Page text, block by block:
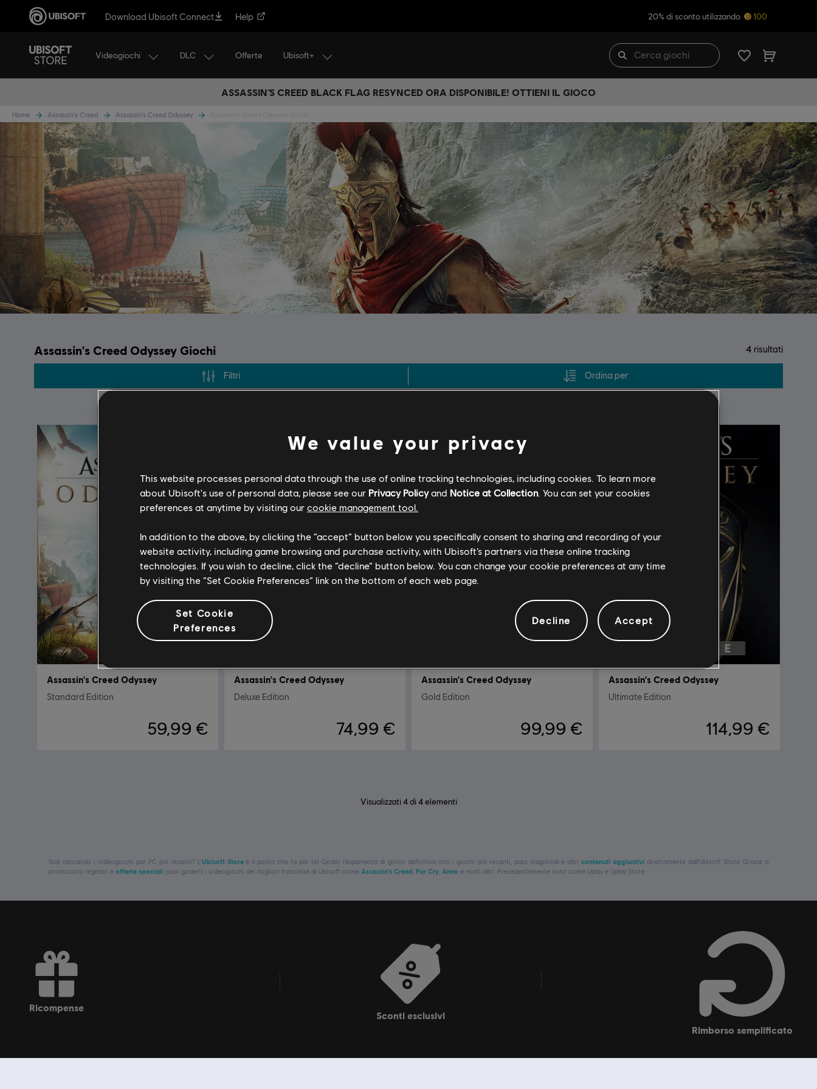
Download Ubisoft Connect Help 20% di sconto utilizzando 100
Videogiochi DLC Offerte Ubisoft+
ASSASSIN’S CREED BLACK FLAG RESYNCED ORA DISPONIBILE! OTTIENI IL GIOCO
Home Assassin's Creed Assassin's Creed Odyssey
Assassin's Creed Odyssey Giochi 4 risultati
Filtri Ordina per
Assassin's Creed Odyssey
Standard Edition
59,99 €
Assassin's Creed Odyssey
Deluxe Edition
74,99 €
Assassin's Creed Odyssey
Gold Edition
99,99 €
Assassin's Creed Odyssey
Ultimate Edition
114,99 €
Visualizzati4di4elementi
Stai cercando i videogiochi per PC più recenti? L' Ubisoft Storeè il posto che fa per te! Goditi l'esperienza di gioco definitiva con i giochi più recenti, pass stagionali e altricontenuti aggiuntivi direttamente dall'Ubisoft Store. Grazie a
promozioni regolari e offerte speciali , puoi goderti i videogiochi dei migliori franchise di Ubisoft come Assassin's Creed Far Cry Anno e molti altri. Precedentemente noto come Uplay e Uplay Store.
ricompense
sconti esclusivi
rimborso semplificato
We value your privacy
This website processes personal data through the use of online tracking technologies, including cookies. To learn more
about Ubisoft's use of personal data, please see our Privacy Policyand Notice at Collection. You can set your cookies
preferences at anytime by visiting our cookie management tool.
In addition to the above, by clicking the “accept” button below you specifically consent to sharing and recording of your
website activity, including game browsing and purchase activity, with Ubisoft’s partners via these online tracking
technologies. If you wish to decline, click the “decline” button below. You can change your cookie preferences at any time
by visiting the “Set Cookie Preferences” link on the bottom of each web page.
Set Cookie
Preferences
Decline Accept